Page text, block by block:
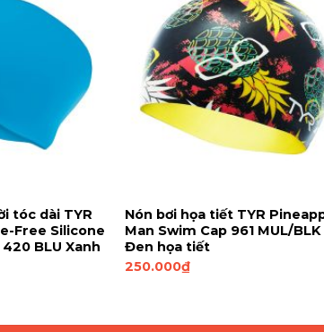
tóc dài TYR
Free Silicone
BLU Xanh
Nón bơi họa tiết TYR
Man Swim Cap 961 MUL/BLK
Đen họa tiết
250.000₫